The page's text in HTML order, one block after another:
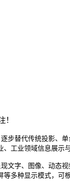
！
步替代传统投影、
工业领域信息展示
文字、图像、动态
多种显示模式，可